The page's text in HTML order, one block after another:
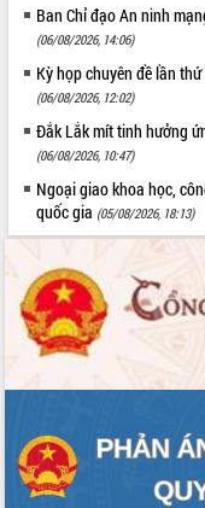
Ban Chỉ đạo An ninh
(06/08/2026, 14:06)
Kỳ họp chuyên đề lần
(06/08/2026, 12:02)
Đắk Lắk mít tinh hưởng
(06/08/2026, 10:47)
Ngoại giao khoa học,
quốc gia (05/08/2026, 18:13)